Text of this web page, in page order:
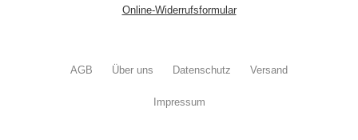
Online-Widerrufsformular
AGB Über uns Datenschutz Versand
Impressum